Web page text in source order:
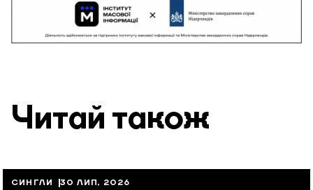
Читай також
СИНГЛИ 30 ЛИП, 2026